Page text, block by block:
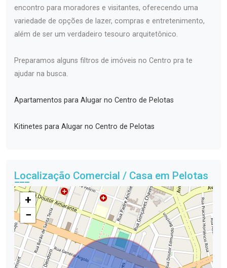
encontro para moradores e visitantes, oferecendo uma
variedade de opções de lazer, compras e entretenimento,
além de ser um verdadeiro tesouro arquitetônico.
Preparamos alguns filtros de imóveis no Centro pra te
ajudar na busca.
Apartamentos para Alugar no Centro de Pelotas
Kitinetes para Alugar no Centro de Pelotas
Localização Comercial / Casa em Pelotas
+
−